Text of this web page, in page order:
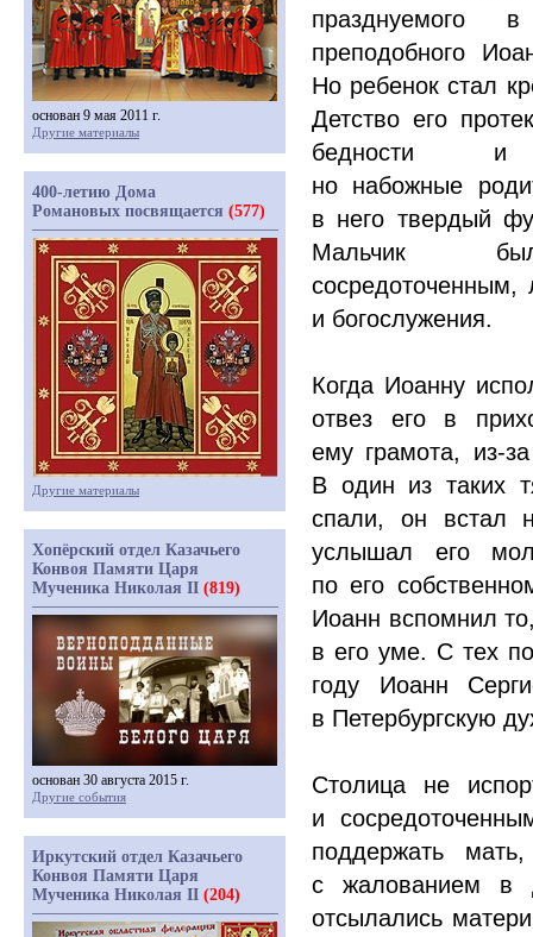
празднуемого
преподобного
Но ребенок стал
Детство его
бедности и
но набожные
в него твердый
Мальчик
и богослужения.
Когда Иоанну
отвез его в
ему грамота, из-
В один из таких
спали, он встал
услышал его
по его
Иоанн вспомнил
в его уме. С тех
году Иоанн
в Петербургскую
Столица не
и
поддержать
с жалованием в
отсылались
основан 9 мая 2011 г.
Другие материалы
400-летию Дома
Романовых посвящается (577)
Другие материалы
Хопёрский отдел Казачьего
Конвоя Памяти Царя
Мученика Николая II (819)
основан 30 августа 2015 г.
Другие события
Иркутский отдел Казачьего
Конвоя Памяти Царя
Мученика Николая II (204)